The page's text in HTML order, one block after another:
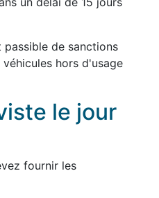
de sanctions
hors d'usage
le jour
fournir les